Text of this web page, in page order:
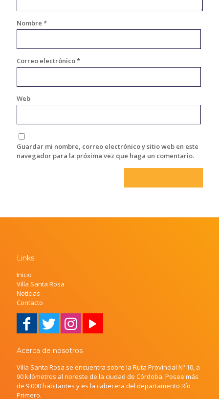
Nombre *
Correo electrónico*
Web
Guardar mi nombre, correo electrónico y sitio web en este
navegador para la próxima vez que haga un comentario.
Links
Inicio
Villa Santa Rosa
Noticias
Contacto
Acerca de nosotros
Villa Santa Rosa se encuentra sobre la Ruta Provincial Nº 10, a
90 kilómetros al noreste de la ciudad de Córdoba. Posee más
de 9.000 habitantes y es la cabecera del departamento Río
Primero.